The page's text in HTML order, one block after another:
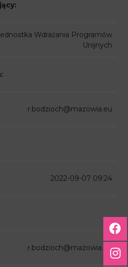
Wdrażania Programów
Unijnych
r.bodzioch@mazowia.eu
2022-09-07 09:24
r.bodzioch@mazowia.eu